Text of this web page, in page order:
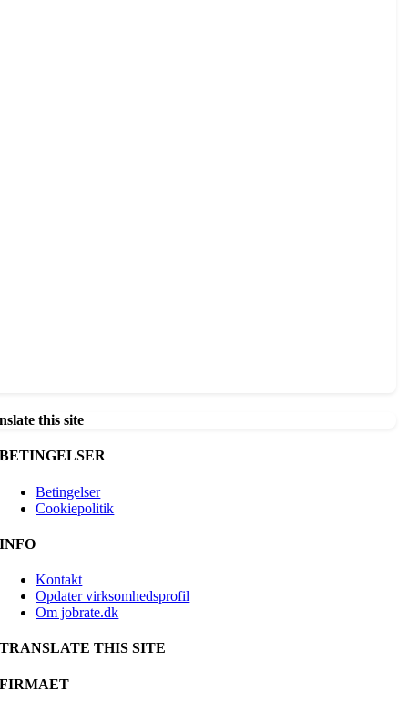
this site
BETINGELSER
Betingelser
Cookiepolitik
INFO
Kontakt
Opdater virksomhedsprofil
Om jobrate.dk
TRANSLATE THIS SITE
FIRMAET